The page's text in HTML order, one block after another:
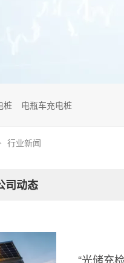
桩 电瓶车充电桩
行业新闻
司动态
“光储充